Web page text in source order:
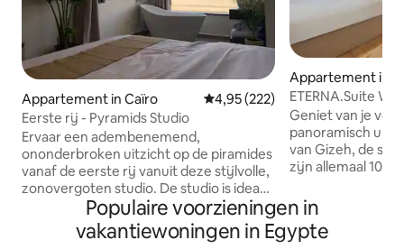
Appartement in Caïro Gemiddelde beoordeling van
4,95 (222)
Eerste rij - Pyramids Studio
Ervaar een adembenemend,
ononderbroken uitzicht op de piramides
vanaf de eerste rij vanuit deze stijlvolle,
zonovergoten studio. De studio is ideaal
gelegen direct aan de hoofdweg en is
gemakkelijk te bereiken. De studio ligt
direct naast het Grand Egyptian
Appartement in
ETERNA.Suite W
piramides en
Geniet van je
panoramisch
van Gizeh, de
zijn allemaal
Geniet van een
piramides van
eigentijdse
Populaire voorzieningen in
vakantiewoningen in Egypte